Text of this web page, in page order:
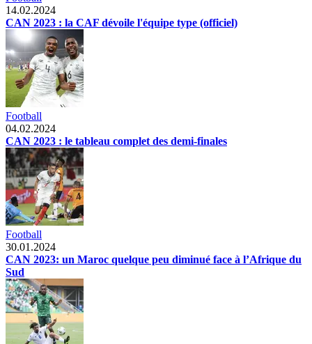
14.02.2024
CAN 2023 : la CAF dévoile l'équipe type (officiel)
Football
04.02.2024
CAN 2023 : le tableau complet des demi-finales
Football
30.01.2024
CAN 2023: un Maroc quelque peu diminué face à l’Afrique du
Sud